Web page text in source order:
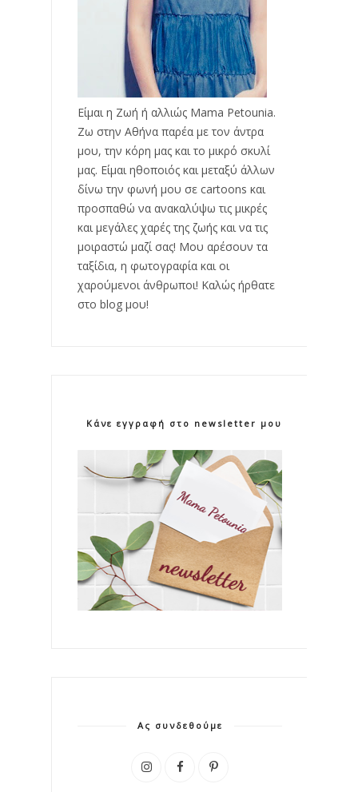
Είμαι η Ζωή ή αλλιώς Mama Petounia.
Ζω στην Αθήνα παρέα με τον άντρα
μου, την κόρη μας και το μικρό σκυλί
μας. Είμαι ηθοποιός και μεταξύ άλλων
δίνω την φωνή μου σε cartoons και
προσπαθώ να ανακαλύψω τις μικρές
και μεγάλες χαρές της ζωής και να τις
μοιραστώ μαζί σας! Μου αρέσουν τα
ταξίδια, η φωτογραφία και οι
χαρούμενοι άνθρωποι! Καλώς ήρθατε
στο blog μου!
Κάνε εγγραφή στο newsletter μου!
Ας συνδεθούμε